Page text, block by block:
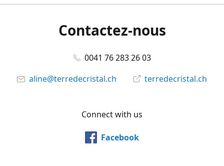
Contactez-nous
0041 76 283 26 03
aline@terredecristal.ch
terredecristal.ch
Connect with us
Facebook